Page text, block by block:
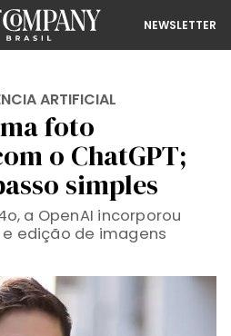
NEWSLETTER
ARTIFICIAL
foto
o ChatGPT;
simples
a OpenAI incorporou
edição de imagens